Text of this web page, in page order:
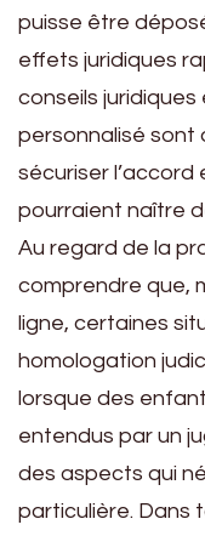
puisse être
effets juridiques
conseils
personnalisé sont
sécuriser l’accord
pourraient naître
Au regard de la
comprendre que,
ligne, certaines
homologation
lorsque des
entendus par un
des aspects qui
particulière. Dans